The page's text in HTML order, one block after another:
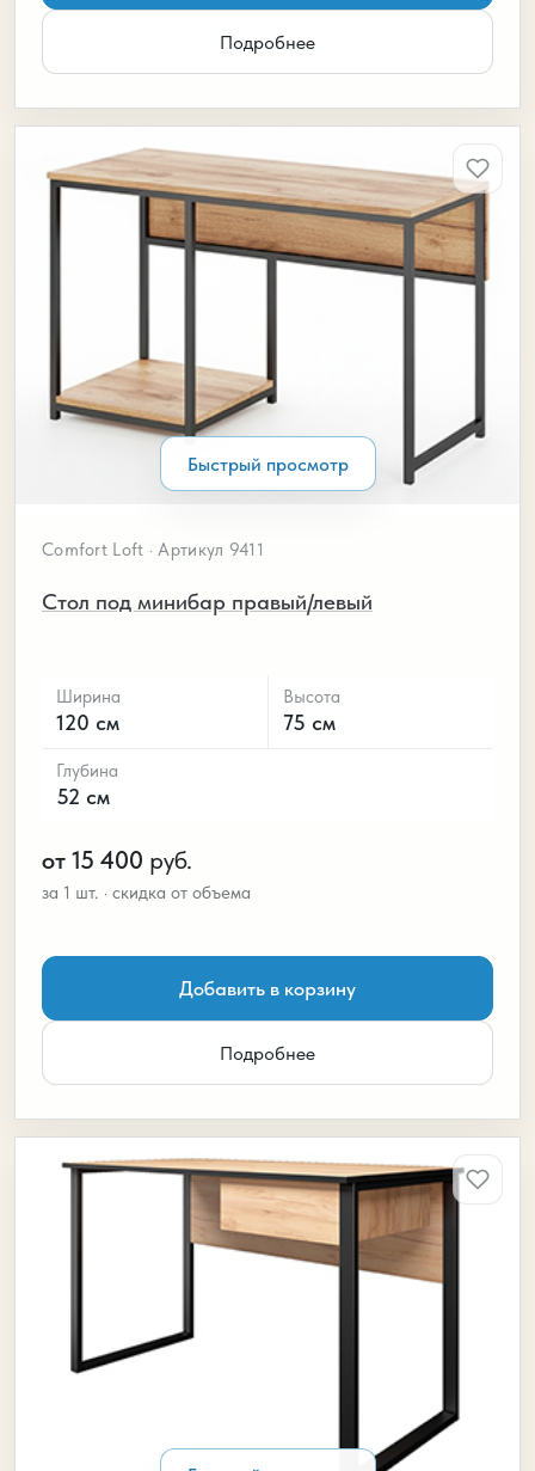
Подробнее
Быстрый просмотр
Comfort Loft · Артикул 9411
Стол под минибар правый/левый
Ширина
120 см
Высота
75 см
Глубина
52 см
от 15 400 руб.
Добавить в корзину
Подробнее